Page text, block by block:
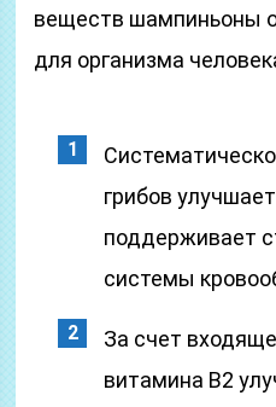
веществ шампиньоны
для организма
грибов
поддерживает
системы
За счет
витамина В2